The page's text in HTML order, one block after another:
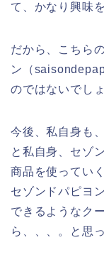
て、かなり興味
だから、こちら
ン（
のではないでし
今後、私自身も
と私自身、セゾ
商品を使ってい
セゾンドパピヨ
できるようなク
ら、、、。と思